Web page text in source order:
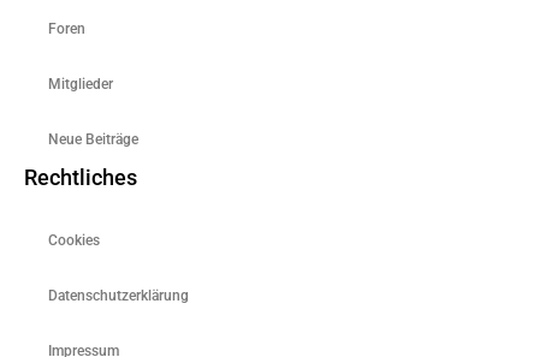
Foren
Mitglieder
Neue Beiträge
Rechtliches
Cookies
Datenschutzerklärung
Impressum